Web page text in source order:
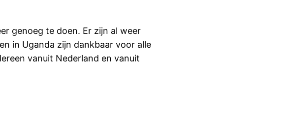
genoeg te doen. Er zijn al weer
in Uganda zijn dankbaar voor alle
vanuit Nederland en vanuit